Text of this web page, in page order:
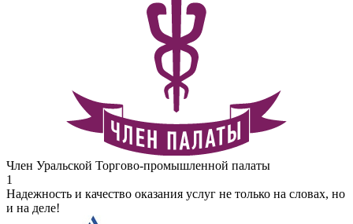
Член Уральской Торгово-промышленной палаты
1
Надежность и качество оказания услуг не только на словах, но
и на деле!